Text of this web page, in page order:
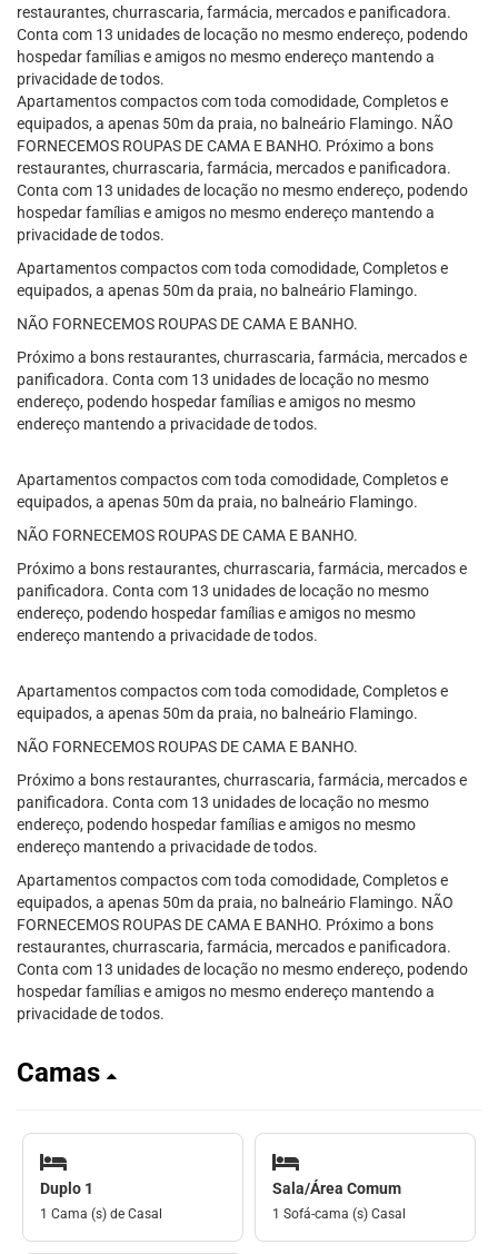
restaurantes, churrascaria, farmácia, mercados e panificadora.
Conta com 13 unidades de locação no mesmo endereço, podendo
hospedar famílias e amigos no mesmo endereço mantendo a
privacidade de todos.
Apartamentos compactos com toda comodidade, Completos e
equipados, a apenas 50m da praia, no balneário Flamingo. NÃO
FORNECEMOS ROUPAS DE CAMA E BANHO. Próximo a bons
restaurantes, churrascaria, farmácia, mercados e panificadora.
Conta com 13 unidades de locação no mesmo endereço, podendo
hospedar famílias e amigos no mesmo endereço mantendo a
privacidade de todos.
Apartamentos compactos com toda comodidade, Completos e
equipados, a apenas 50m da praia, no balneário Flamingo.
NÃO FORNECEMOS ROUPAS DE CAMA E BANHO.
Próximo a bons restaurantes, churrascaria, farmácia, mercados e
panificadora. Conta com 13 unidades de locação no mesmo
endereço, podendo hospedar famílias e amigos no mesmo
endereço mantendo a privacidade de todos.
Apartamentos compactos com toda comodidade, Completos e
equipados, a apenas 50m da praia, no balneário Flamingo.
NÃO FORNECEMOS ROUPAS DE CAMA E BANHO.
Próximo a bons restaurantes, churrascaria, farmácia, mercados e
panificadora. Conta com 13 unidades de locação no mesmo
endereço, podendo hospedar famílias e amigos no mesmo
endereço mantendo a privacidade de todos.
Apartamentos compactos com toda comodidade, Completos e
equipados, a apenas 50m da praia, no balneário Flamingo.
NÃO FORNECEMOS ROUPAS DE CAMA E BANHO.
Próximo a bons restaurantes, churrascaria, farmácia, mercados e
panificadora. Conta com 13 unidades de locação no mesmo
endereço, podendo hospedar famílias e amigos no mesmo
endereço mantendo a privacidade de todos.
Apartamentos compactos com toda comodidade, Completos e
equipados, a apenas 50m da praia, no balneário Flamingo. NÃO
FORNECEMOS ROUPAS DE CAMA E BANHO. Próximo a bons
restaurantes, churrascaria, farmácia, mercados e panificadora.
Conta com 13 unidades de locação no mesmo endereço, podendo
hospedar famílias e amigos no mesmo endereço mantendo a
privacidade de todos.
Camas
Duplo 1
1 Cama (s) de Casal
Sala/Área Comum
1 Sofá-cama (s) Casal